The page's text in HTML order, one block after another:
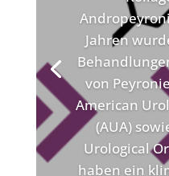
Jahren
von
American
(AUA)
Urological
haben ein